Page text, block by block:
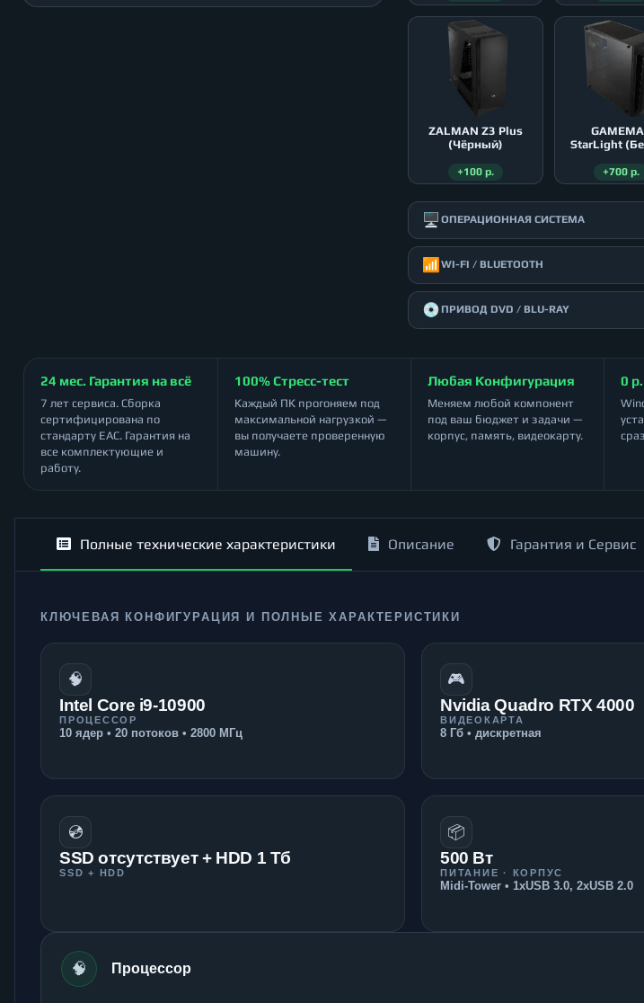
ZALMAN Z3 Plus
(Чёрный)
+100 р.
StarLight
+700 р.
🖥️ ОПЕРАЦИОННАЯ СИСТЕМА
📶 WI-FI / BLUETOOTH
💿 ПРИВОД DVD / BLU-RAY
24 мес. Гарантия на всё
7 лет сервиса. Сборка
сертифицирована по
стандарту ЕАС. Гарантия на
все комплектующие и
работу.
100% Стресс-тест
Каждый ПК прогоняем под
максимальной нагрузкой —
вы получаете проверенную
машину.
Любая Конфигурация
Меняем любой компонент
под ваш бюджет и задачи —
корпус, память, видеокарту.
0
Полные технические характеристики Описание Гарантия и Сервис
КЛЮЧЕВАЯ КОНФИГУРАЦИЯ И ПОЛНЫЕ ХАРАКТЕРИСТИКИ
🧠
Intel Core i9-10900
ПРОЦЕССОР
10 ядер • 20 потоков • 2800 МГц
🎮
Nvidia Quadro RTX 4000
ВИДЕОКАРТА
8 Гб • дискретная
💿
SSD отсутствует + HDD 1 Тб
SSD + HDD
📦
500 Вт
ПИТАНИЕ · КОРПУС
Midi-Tower • 1xUSB 3.0, 2xUSB 2.0
🧠 Процессор